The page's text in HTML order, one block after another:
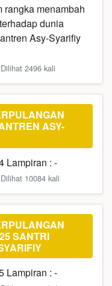
menambah
dunia
Asy-Syarifiy
2496 kali
ASY-
Lampiran : -
10084 kali
SANTRI
Lampiran : -